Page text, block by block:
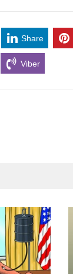
Share
Viber